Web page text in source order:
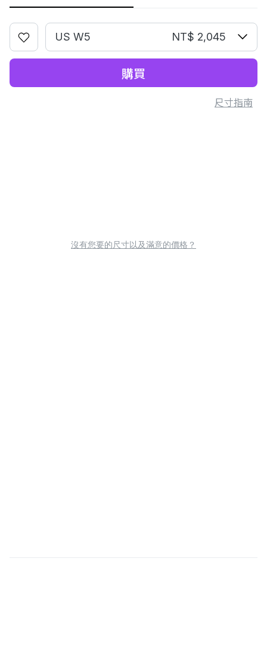
US W5 NT$ 2,045
購買
尺寸指南
沒有您要的尺寸以及滿意的價格？